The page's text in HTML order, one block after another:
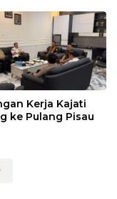
Kerja Kajati
ke Pulang Pisau